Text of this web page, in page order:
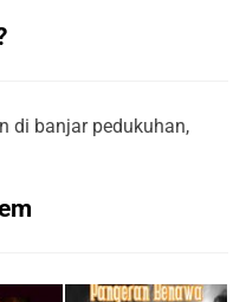
di banjar pedukuhan,